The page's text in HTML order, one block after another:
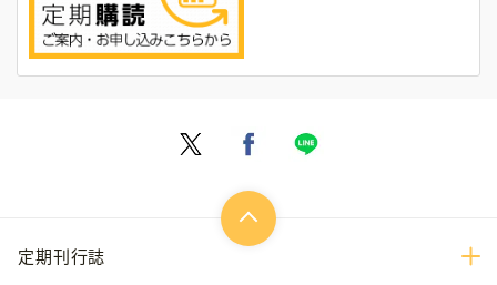
定期刊行誌